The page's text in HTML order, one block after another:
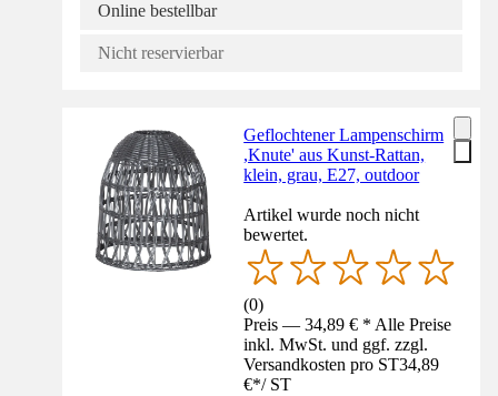
Online bestellbar
Nicht reservierbar
Geflochtener Lampenschirm
,Knute' aus Kunst-Rattan,
klein, grau, E27, outdoor
Artikel wurde noch nicht
bewertet.
(0)
Preis — 34,89 € * Alle Preise
inkl. MwSt. und ggf. zzgl.
Versandkosten pro ST34,89
€*/ ST